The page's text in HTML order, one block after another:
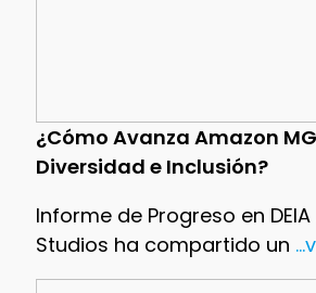
¿Cómo Avanza Amazon
Diversidad e Inclusión?
Informe de Progreso en
Studios ha compartido un